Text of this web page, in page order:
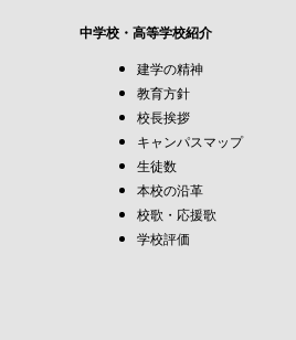
中学校・高等学校紹介
建学の精神
教育方針
校長挨拶
キャンパスマップ
生徒数
本校の沿革
校歌・応援歌
学校評価